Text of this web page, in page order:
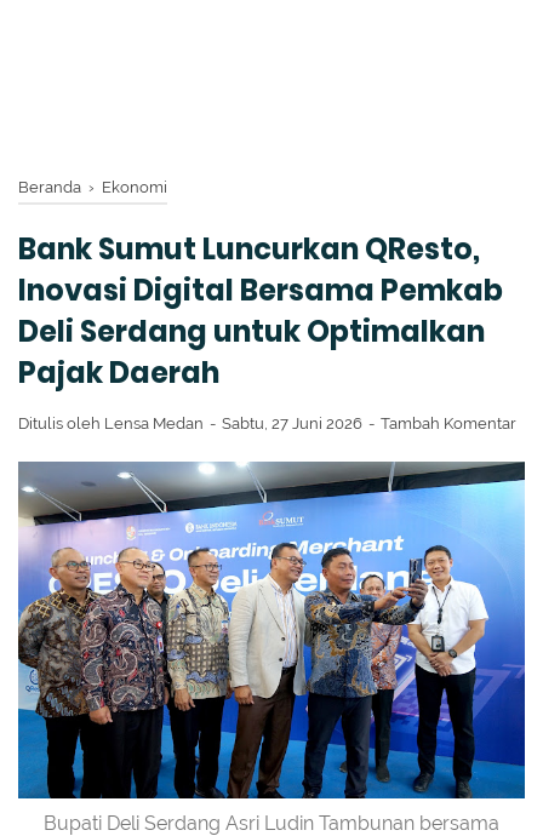
Beranda › Ekonomi
Bank Sumut Luncurkan QResto,
Inovasi Digital Bersama Pemkab
Deli Serdang untuk Optimalkan
Pajak Daerah
Ditulis oleh Lensa Medan Sabtu, 27 Juni 2026 Tambah Komentar
Bupati Deli Serdang Asri Ludin Tambunan bersama